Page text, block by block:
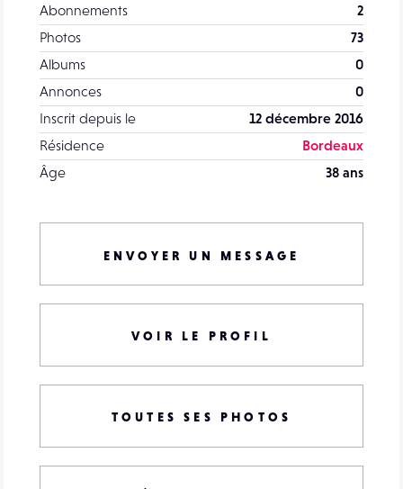
Abonnements
2
Photos
73
Albums
0
Annonces
0
Inscrit depuis le
12 décembre 2016
Résidence
Bordeaux
Âge
38 ans
ENVOYER UN MESSAGE
VOIR LE PROFIL
TOUTES SES PHOTOS